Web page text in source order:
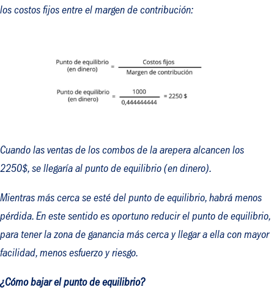
los costos fijos entre el margen de contribución:
Cuando las ventas de los combos de la arepera alcancen los
2250$, se llegaría al punto de equilibrio (en dinero).
Mientras más cerca se esté del punto de equilibrio, habrá menos
pérdida. En este sentido es oportuno reducir el punto de equilibrio,
para tener la zona de ganancia más cerca y llegar a ella con mayor
facilidad, menos esfuerzo y riesgo.
¿Cómo bajar el punto de equilibrio?